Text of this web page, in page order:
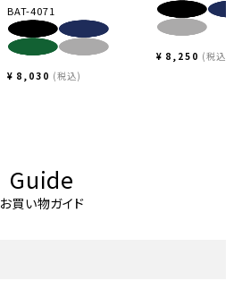
BAT-4071
¥ 8,030 税込
¥ 8,250 税込
Guide
お買い物ガイド